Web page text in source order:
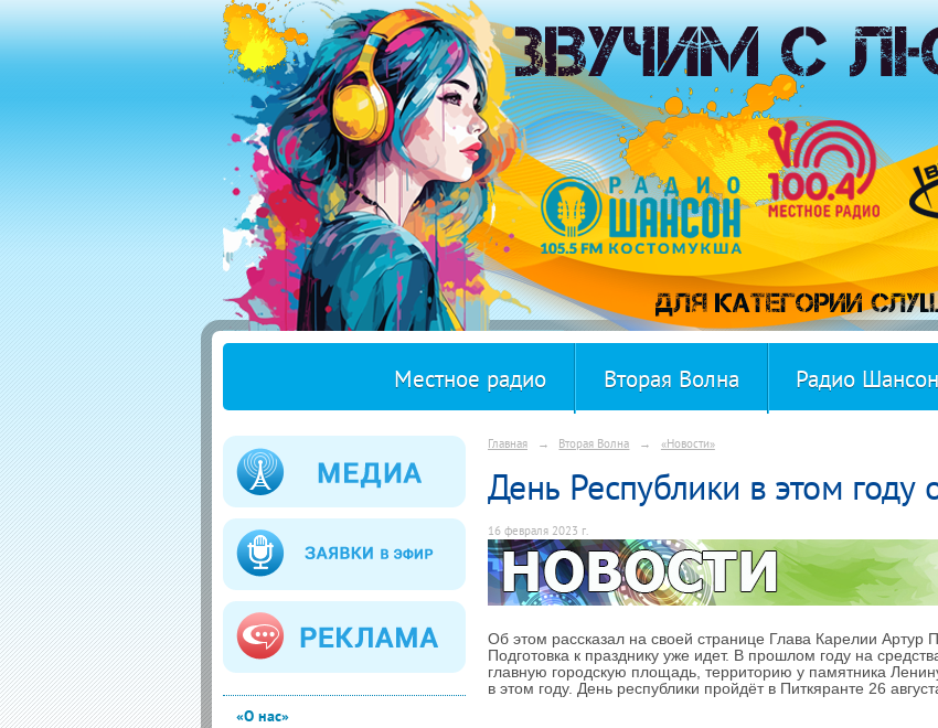
Местное радио Вторая Волна Радио Шансон
«О нас»
Главная → Вторая Волна → «Новости»
День Республики в этом году
16 февраля 2023 г.
Об этом рассказал на своей странице Глава Карелии Артур
Подготовка к празднику уже идет. В прошлом году на
главную городскую площадь, территорию у памятника
в этом году. День республики пройдёт в Питкяранте 26